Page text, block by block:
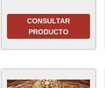
CONSULTAR
PRODUCTO